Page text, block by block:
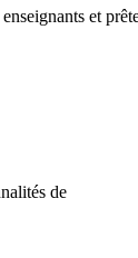
et
de